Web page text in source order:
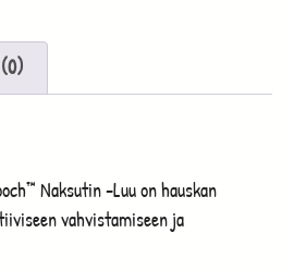
Naksutin -Luu on hauskan
vahvistamiseen ja